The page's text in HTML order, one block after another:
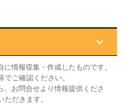
情報収集・作成したものです。
ご確認ください。
お問合せより情報提供くださ
だきます。